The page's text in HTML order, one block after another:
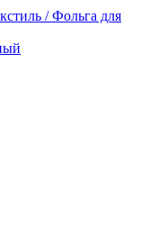
/ Фольга для